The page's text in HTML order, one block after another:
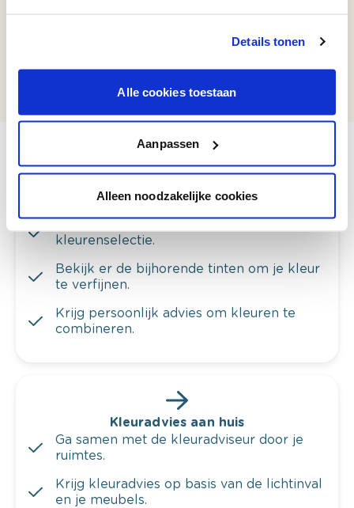
Details tonen
Alle cookies toestaan
Aanpassen
Alleen noodzakelijke cookies
Bekijk je kleur in de winkel
Ontdek er kleurechte stalen van je
kleurenselectie.
Bekijk er de bijhorende tinten om je kleur
te verfijnen.
Krijg persoonlijk advies om kleuren te
combineren.
Kleuradvies aan huis
Ga samen met de kleuradviseur door je
ruimtes.
Krijg kleuradvies op basis van de lichtinval
en je meubels.